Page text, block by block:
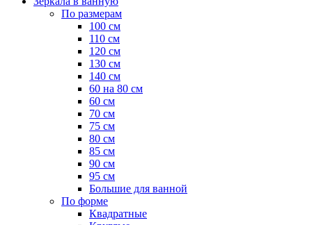
По размерам
100 см
110 см
120 см
130 см
140 см
60 на 80 см
60 см
70 см
75 см
80 см
85 см
90 см
95 см
Большие для ванной
По форме
Квадратные